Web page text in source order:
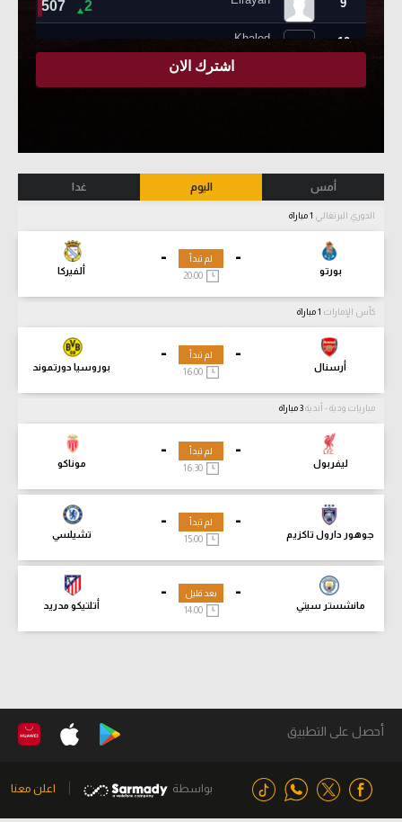
أمس اليوم غدا
الدوري البرتغالي
-
بورتو
-
ألفيركا
لم تبدأ
كأس الإمارات
-
أرسنال
-
بوروسيا دورتموند
لم تبدأ
مباريات ودية - أندية
-
ليفربول
-
موناكو
لم تبدأ
-
جوهور دارول تاكزيم
-
تشيلسي
لم تبدأ
15:00
-
مانشستر سيتي
-
أتلتيكو مدريد
بعد قليل
14:00
أحصل على التطبيق
بواسطة اعلن معنا